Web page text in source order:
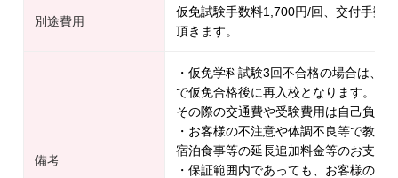
別途費用
仮免試験手数料1,700円/回、交付手数
頂きます。
備考
・仮免学科試験3回不合格の場合は、
で仮免合格後に再入校となります。
その際の交通費や受験費用は自己負担
・お客様の不注意や体調不良等で教習
宿泊食事等の延長追加料金等のお支払
・保証範囲内であっても、お客様の不